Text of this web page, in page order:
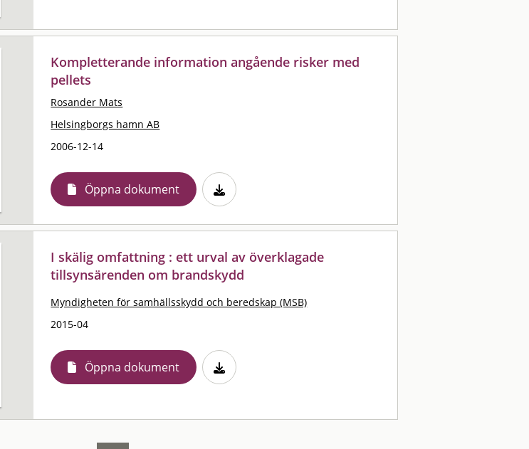
Kompletterande information angående risker med
pellets
Rosander Mats
Helsingborgs hamn AB
2006-12-14
Öppna dokument
I skälig omfattning : ett urval av överklagade
tillsynsärenden om brandskydd
Myndigheten för samhällsskydd och beredskap (MSB)
2015-04
Öppna dokument